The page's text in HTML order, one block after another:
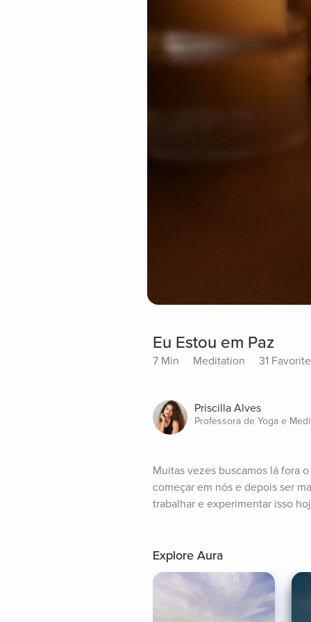
Eu Estou em Paz
7 Min Meditation 31
Priscilla Alves
Professora de Yoga e
Muitas vezes buscamos lá fora
começar em nós e depois ser
trabalhar e experimentar isso
Explore Aura